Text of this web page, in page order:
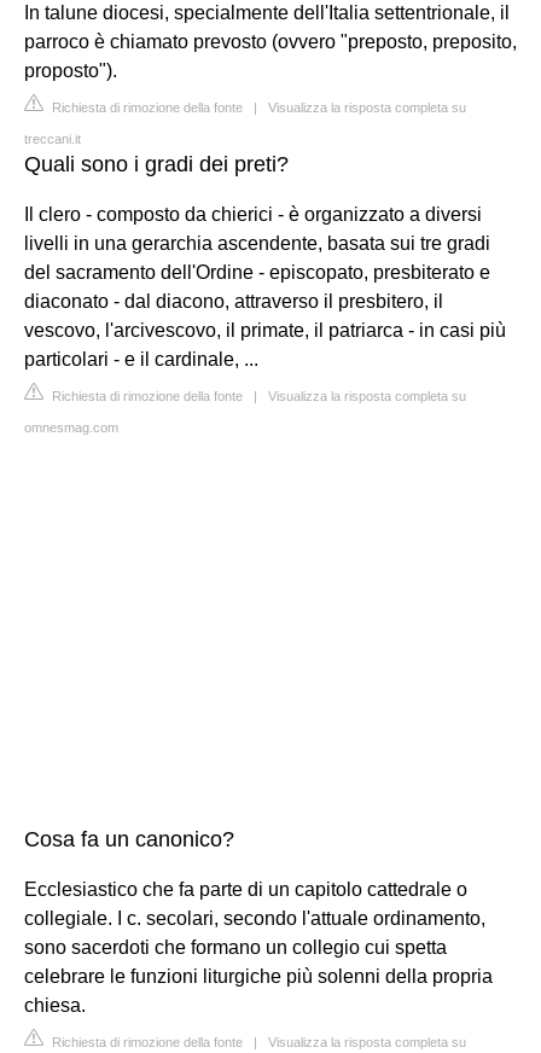
In talune diocesi, specialmente dell'Italia settentrionale, il
parroco è chiamato prevosto (ovvero "preposto, preposito,
proposto").
Richiesta di rimozione della fonte | Visualizza la risposta completa su
treccani.it
Quali sono i gradi dei preti?
Il clero - composto da chierici - è organizzato a diversi
livelli in una gerarchia ascendente, basata sui tre gradi
del sacramento dell'Ordine - episcopato, presbiterato e
diaconato - dal diacono, attraverso il presbitero, il
vescovo, l'arcivescovo, il primate, il patriarca - in casi più
particolari - e il cardinale, ...
Richiesta di rimozione della fonte | Visualizza la risposta completa su
omnesmag.com
Cosa fa un canonico?
Ecclesiastico che fa parte di un capitolo cattedrale o
collegiale. I c. secolari, secondo l'attuale ordinamento,
sono sacerdoti che formano un collegio cui spetta
celebrare le funzioni liturgiche più solenni della propria
chiesa.
Richiesta di rimozione della fonte | Visualizza la risposta completa su